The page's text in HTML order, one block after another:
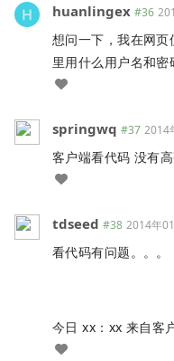
huanlingex #36
想问一下，我在网
里用什么用户名和密
springwq #37 2014
客户端看代码 没有
tdseed #38 2014年
看代码有问题。。。
今日 xx：xx 来自客